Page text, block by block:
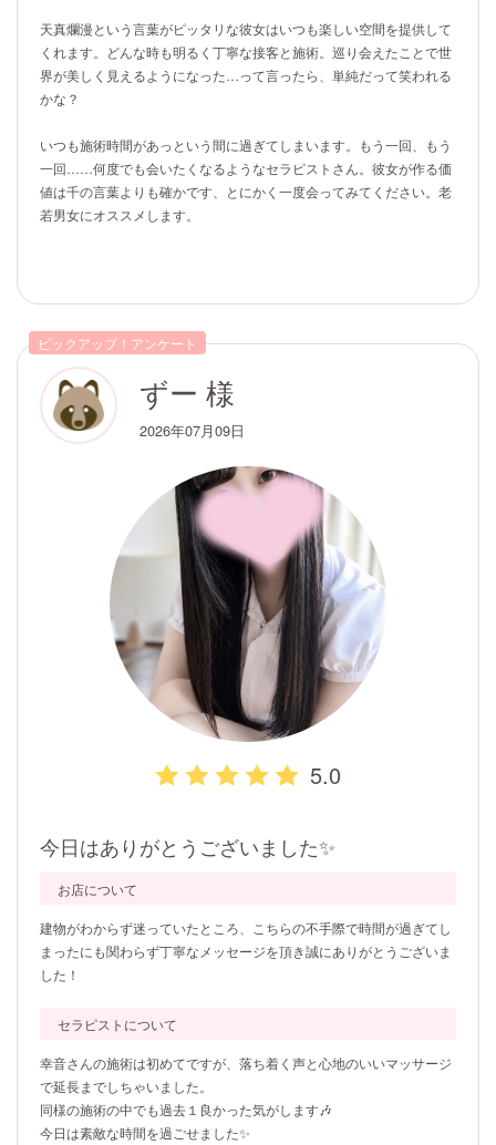
天真爛漫という言葉がピッタリな彼女はいつも楽しい空間を提供して
くれます。どんな時も明るく丁寧な接客と施術。巡り会えたことで世
界が美しく見えるようになった…って言ったら、単純だって笑われる
かな？
いつも施術時間があっという間に過ぎてしまいます。もう一回、もう
一回……何度でも会いたくなるようなセラピストさん。彼女が作る価
値は千の言葉よりも確かです、とにかく一度会ってみてください。老
若男女にオススメします。
ピックアップ！アンケート
ずー 様
2026年07月09日
5.0
今日はありがとうございました✨
お店について
建物がわからず迷っていたところ、こちらの不手際で時間が過ぎてし
まったにも関わらず丁寧なメッセージを頂き誠にありがとうございま
した！
セラピストについて
幸音さんの施術は初めてですが、落ち着く声と心地のいいマッサージ
で延長までしちゃいました。
同様の施術の中でも過去１良かった気がします🎶
今日は素敵な時間を過ごせました✨